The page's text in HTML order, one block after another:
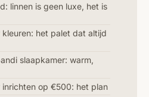
linnen is geen luxe, het is
het palet dat altijd
slaapkamer: warm,
op €500: het plan